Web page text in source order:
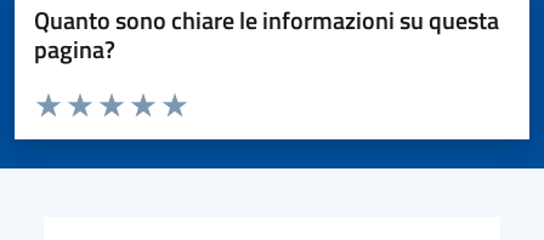
Quanto sono chiare le informazioni su questa
pagina?
Valuta da 1 a 5 stelle la pagina
Valuta 5 stelle su 5
Valuta 4 stelle su 5
Valuta 3 stelle su 5
Valuta 2 stelle su 5
Valuta 1 stelle su 5